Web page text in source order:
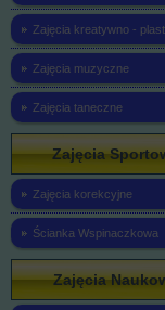
Zajęcia kreatywno -
Zajęcia muzyczne
Zajęcia taneczne
Zajęcia
Zajęcia korekcyjne
Ścianka Wspinaczkowa
Zajęcia